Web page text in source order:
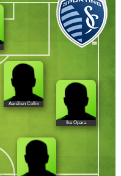
Aurélien Collin
Ike Opara